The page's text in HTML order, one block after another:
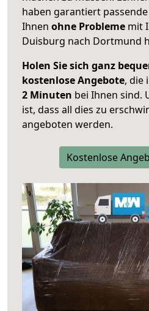
haben garantiert
Ihnen ohne Probleme mit
Duisburg nach Dortmund
Holen Sie sich ganz
kostenlose Angebote, die
2 Minuten bei Ihnen sind.
ist, dass all dies zu
angeboten werden.
Kostenlose